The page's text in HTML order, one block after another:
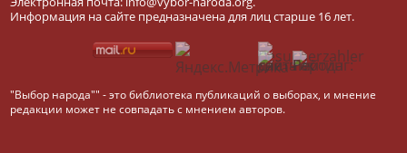
Информация на сайте предназначена для лиц старше 16 лет.
"Выбор народа"" - это библиотека публикаций о выборах, и мнение
редакции может не совпадать с мнением авторов.